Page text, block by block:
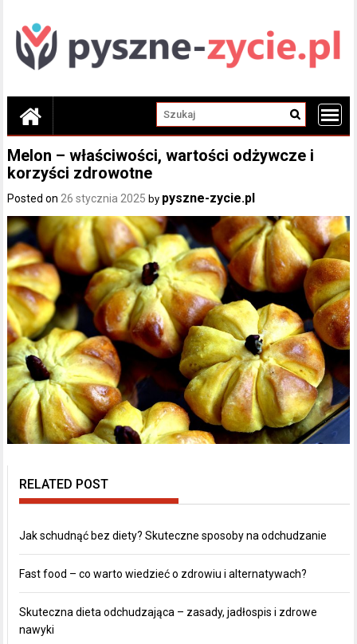
content
Melon – właściwości, wartości odżywcze i
korzyści zdrowotne
Posted on 26 stycznia 2025 by pyszne-zycie.pl
RELATED POST
Jak schudnąć bez diety? Skuteczne sposoby na odchudzanie
Fast food – co warto wiedzieć o zdrowiu i alternatywach?
Skuteczna dieta odchudzająca – zasady, jadłospis i zdrowe
nawyki